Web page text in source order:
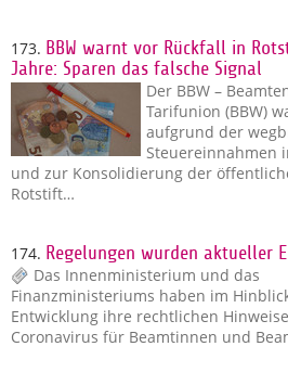
173. BBW warnt vor Rückfall in
Jahre: Sparen das falsche Signal
Der BBW –
Tarifunion (BBW)
aufgrund der
Steuereinnahmen
und zur Konsolidierung der
Rotstift…
174. Regelungen wurden aktueller
Das Innenministerium und das
Finanzministeriums haben im
Entwicklung ihre rechtlichen
Coronavirus für Beamtinnen und